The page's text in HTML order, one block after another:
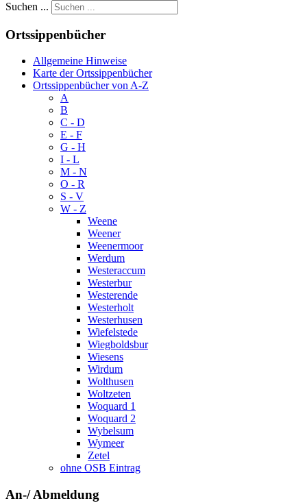
Suchen ...
Ortssippenbücher
Allgemeine Hinweise
Karte der Ortssippenbücher
Ortssippenbücher von A-Z
A
B
C - D
E - F
G - H
I - L
M - N
O - R
S - V
W - Z
Weene
Weener
Weenermoor
Werdum
Westeraccum
Westerbur
Westerende
Westerholt
Westerhusen
Wiefelstede
Wiegboldsbur
Wiesens
Wirdum
Wolthusen
Woltzeten
Woquard 1
Woquard 2
Wybelsum
Wymeer
Zetel
ohne OSB Eintrag
An-/ Abmeldung